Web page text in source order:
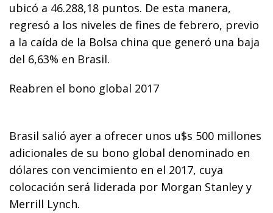
ubicó a 46.288,18 puntos. De esta manera,
regresó a los niveles de fines de febrero, previo
a la caída de la Bolsa china que generó una baja
del 6,63% en Brasil.
Reabren el bono global 2017
Brasil salió ayer a ofrecer unos u$s 500 millones
adicionales de su bono global denominado en
dólares con vencimiento en el 2017, cuya
colocación será liderada por Morgan Stanley y
Merrill Lynch.